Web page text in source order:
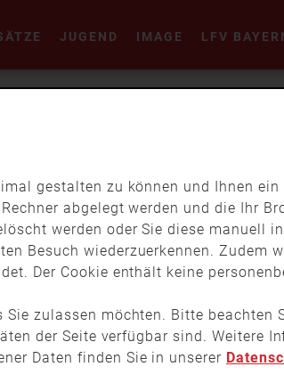
JUGEND IMAGE LFV
gestalten zu können und Ihnen
abgelegt werden und die Ihr
werden oder Sie diese manuell
Besuch wiederzuerkennen. Zudem
Der Cookie enthält keine
zulassen möchten. Bitte beachten
der Seite verfügbar sind. Weitere
Daten finden Sie in unserer